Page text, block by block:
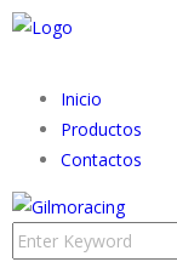
Inicio
Productos
Contactos